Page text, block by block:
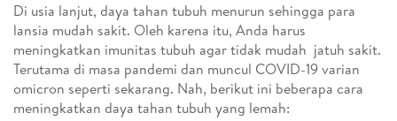
Di usia lanjut, daya tahan tubuh menurun sehingga para
lansia mudah sakit. Oleh karena itu, Anda harus
meningkatkan imunitas tubuh agar tidak mudah jatuh sakit.
Terutama di masa pandemi dan muncul COVID-19 varian
omicron seperti sekarang. Nah, berikut ini beberapa cara
meningkatkan daya tahan tubuh yang lemah: